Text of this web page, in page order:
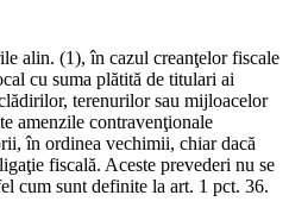
alin. (1), în cazul creanţelor fiscale
cu suma plătită de titulari ai
terenurilor sau mijloacelor
amenzile contravenţionale
în ordinea vechimii, chiar dacă
fiscală. Aceste prevederi nu se
cum sunt definite la art. 1 pct. 36.